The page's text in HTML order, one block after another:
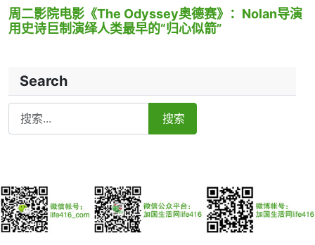
周二影院电影《The Odyssey奥德赛》：Nolan导演
用史诗巨制演绎人类最早的“归心似箭”
Search
Search
搜索